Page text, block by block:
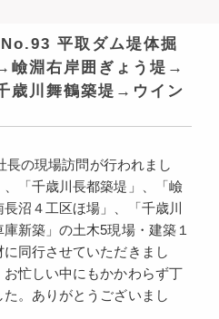
平取ダム堤体掘
淵右岸囲ぎょう堤→
歳川舞鶴築堤→ウイン
長の現場訪問が行われまし
「千歳川長都築堤」、「嶮
沼４工区ほ場」、「千歳川
新築」の土木5現場・建築１
同行させていただきまし
忙しい中にもかかわらず丁
。ありがとうございまし